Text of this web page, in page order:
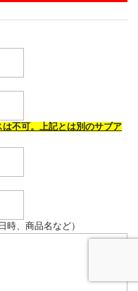
不可。上記とは別のサブア
時、商品名など）